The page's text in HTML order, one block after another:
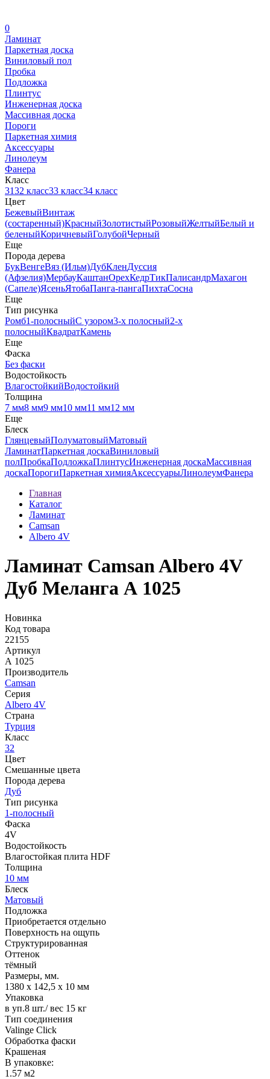
0
Ламинат
Паркетная доска
Виниловый пол
Пробка
Подложка
Плинтус
Инженерная доска
Массивная доска
Пороги
Паркетная химия
Аксессуары
Линолеум
Фанера
Класс
3132 класс33 класс34 класс
Цвет
БежевыйВинтаж
(состаренный)КрасныйЗолотистыйРозовыйЖелтыйБелый и
беленыйКоричневыйГолубойЧерный
Еще
Порода дерева
БукВенгеВяз (Ильм)ДубКленДуссия
(Афзелия)МербауКаштанОрехКедрТикПалисандрМахагон
(Сапеле)ЯсеньЯтобаПанга-пангаПихтаСосна
Еще
Тип рисунка
Ромб1-полосныйС узором3-х полосный2-х
полосныйКвадратКамень
Еще
Фаска
Без фаски
Водостойкость
ВлагостойкийВодостойкий
Толщина
7 мм8 мм9 мм10 мм11 мм12 мм
Еще
Блеск
ГлянцевыйПолуматовыйМатовый
ЛаминатПаркетная доскаВиниловый
полПробкаПодложкаПлинтусИнженерная доскаМассивная
доскаПорогиПаркетная химияАксессуарыЛинолеумФанера
Главная
Каталог
Ламинат
Camsan
Albero 4V
Ламинат Camsan Albero 4V
Дуб Меланга А 1025
Новинка
Код товара
22155
Артикул
А 1025
Производитель
Camsan
Серия
Albero 4V
Страна
Турция
Класс
32
Цвет
Смешанные цвета
Порода дерева
Дуб
Тип рисунка
1-полосный
Фаска
4V
Водостойкость
Влагостойкая плита HDF
Толщина
10 мм
Блеск
Матовый
Подложка
Приобретается отдельно
Поверхность на ощупь
Структурированная
Оттенок
тёмный
Размеры, мм.
1380 х 142,5 х 10 мм
Упаковка
в уп.8 шт./ вес 15 кг
Тип соединения
Valinge Click
Обработка фаски
Крашеная
В упаковке:
1.57 м2